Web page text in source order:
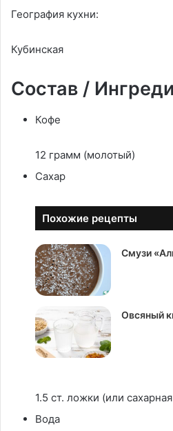
География кухни:
Кубинская
Состав /
Кофе
12 грамм (молотый)
Сахар
Похожие рецепты
Смузи
Овсяный
1.5 ст. ложки (или
Вода